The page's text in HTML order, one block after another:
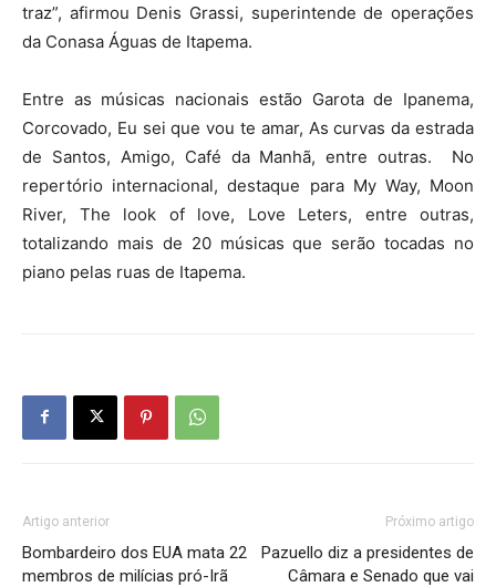
traz”, afirmou Denis Grassi, superintende de operações
da Conasa Águas de Itapema.
Entre as músicas nacionais estão Garota de Ipanema,
Corcovado, Eu sei que vou te amar, As curvas da estrada
de Santos, Amigo, Café da Manhã, entre outras. No
repertório internacional, destaque para My Way, Moon
River, The look of love, Love Leters, entre outras,
totalizando mais de 20 músicas que serão tocadas no
piano pelas ruas de Itapema.
Artigo anterior
Bombardeiro dos EUA mata 22
membros de milícias pró-Irã
Próximo artigo
Pazuello diz a presidentes de
Câmara e Senado que vai